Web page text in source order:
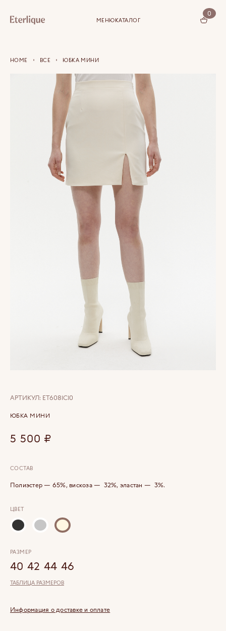
МЕНЮКАТАЛОГ
0
КОРЗИНА (0)
HOME ВСЕ ЮБКА МИНИ
АРТИКУЛ: ET6081C10
ЮБКА МИНИ
5 500 ₽
СОСТАВ
Полиэстер — 65%, вискоза — 32%, эластан — 3%.
ЦВЕТ
РАЗМЕР
40 42 44 46
ТАБЛИЦА РАЗМЕРОВ
Информация о доставке и оплате